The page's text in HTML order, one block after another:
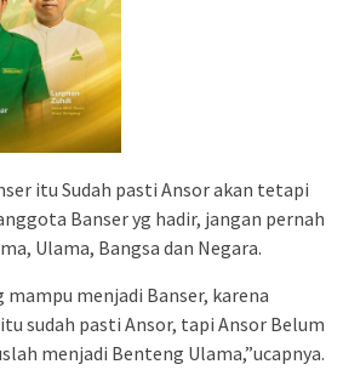
itu Sudah pasti Ansor akan tetapi
Banser yg hadir, jangan pernah
Ulama, Bangsa dan Negara.
menjadi Banser, karena
sudah pasti Ansor, tapi Ansor Belum
menjadi Benteng Ulama,”ucapnya.